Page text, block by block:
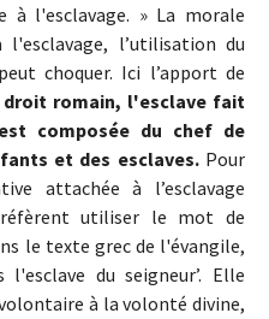
à l'esclavage. » La morale
l’utilisation du
choquer. Ici l’apport de
droit romain, l'esclave fait
composée du chef de
et des esclaves. Pour
attachée à l’esclavage
utiliser le mot de
le texte grec de l'évangile,
du seigneur’. Elle
à la volonté divine,